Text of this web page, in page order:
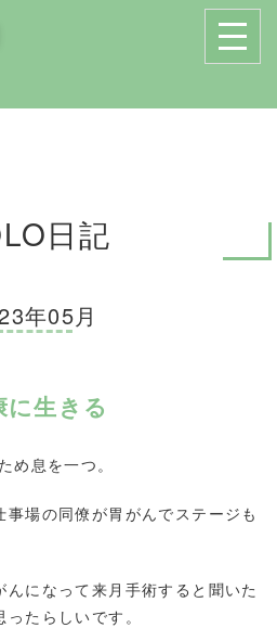
日記
年05月
に生きる
め息を一つ。
事場の同僚が胃がんでステージも
になって来月手術すると聞いた
たらしいです。